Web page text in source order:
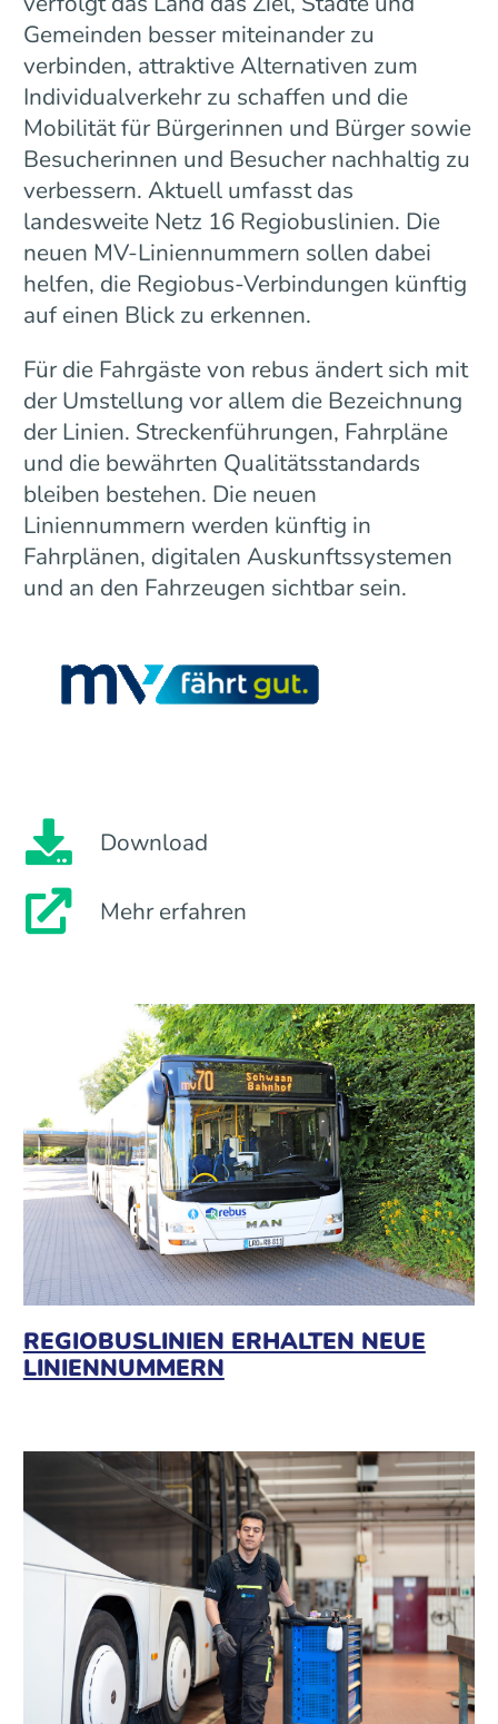
Gemeinden besser miteinander zu
verbinden, attraktive Alternativen zum
Individualverkehr zu schaffen und die
Mobilität für Bürgerinnen und Bürger sowie
Besucherinnen und Besucher nachhaltig zu
verbessern. Aktuell umfasst das
landesweite Netz 16 Regiobuslinien. Die
neuen MV-Liniennummern sollen dabei
helfen, die Regiobus-Verbindungen künftig
auf einen Blick zu erkennen.
Für die Fahrgäste von rebus ändert sich mit
der Umstellung vor allem die Bezeichnung
der Linien. Streckenführungen, Fahrpläne
und die bewährten Qualitätsstandards
bleiben bestehen. Die neuen
Liniennummern werden künftig in
Fahrplänen, digitalen Auskunftssystemen
und an den Fahrzeugen sichtbar sein.
Download
Mehr erfahren
REGIOBUSLINIEN ERHALTEN NEUE
LINIENNUMMERN